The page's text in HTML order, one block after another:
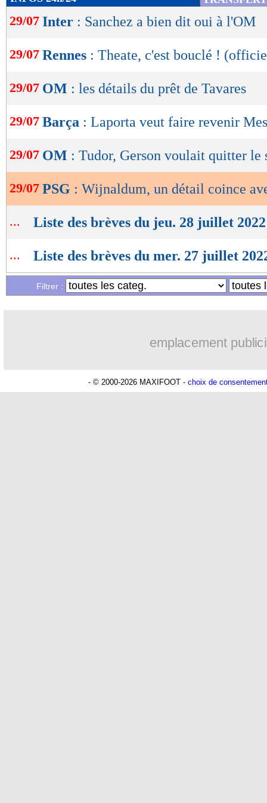
de
lecture
OK
29/07 Inter : Sanchez a bien dit oui à l'OM
29/07 Rennes : Theate, c'est bouclé !
29/07 OM : les détails du prêt de Tavares
29/07 Barça : Laporta veut faire revenir
29/07 OM : Tudor, Gerson voulait quitter le
29/07 PSG : Wijnaldum, un détail coince
... Liste des brèves du jeu. 28 juillet 2022
... Liste des brèves du mer. 27 juillet
Filtrer :
emplacement
- © 2000-2026 MAXIFOOT - choix de